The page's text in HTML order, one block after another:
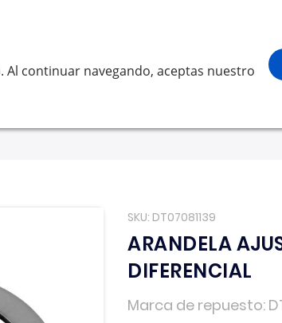
continuar navegando, aceptas nuestro
SKU DT07081139
ARANDELA
DIFERENCIAL
Marca de repuesto